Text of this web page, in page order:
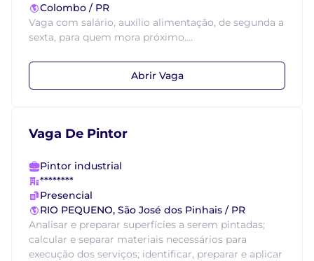
Colombo / PR
Vaga com salário, auxílio alimentação, de segunda a
sexta, para quem mora próximo....
Abrir Vaga
Vaga De Pintor
Pintor industrial
********
Presencial
RIO PEQUENO, São José dos Pinhais / PR
Analisar e preparar superfícies a serem pintadas;
calcular e separar materiais necessários para
execução dos serviços; identificar, preparar e aplicar